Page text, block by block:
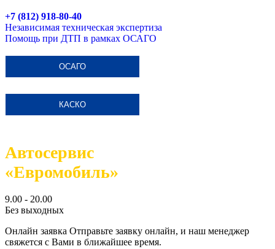
+7 (812) 918-80-40
Независимая техническая экспертиза
Помощь при ДТП в рамках ОСАГО
ОСАГО
КАСКО
Автосервис
«Евромобиль»
9.00 - 20.00
Без выходных
Онлайн заявка Отправьте заявку онлайн, и наш менеджер
свяжется с Вами в ближайшее время.